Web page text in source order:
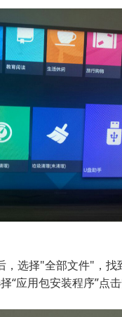
，选择"全部文件" ，
“应用包安装程序”点